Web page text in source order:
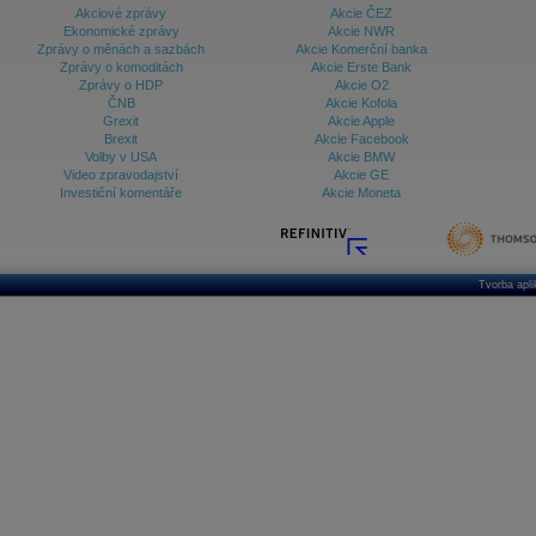
Akciové zprávy
Ekonomické zprávy
Zprávy o měnách a sazbách
Zprávy o komoditách
Zprávy o HDP
ČNB
Grexit
Brexit
Volby v USA
Video zpravodajství
Investiční komentáře
Akcie ČEZ
Akcie NWR
Akcie Komerční banka
Akcie Erste Bank
Akcie O2
Akcie Kofola
Akcie Apple
Akcie Facebook
Akcie BMW
Akcie GE
Akcie Moneta
Tvorba